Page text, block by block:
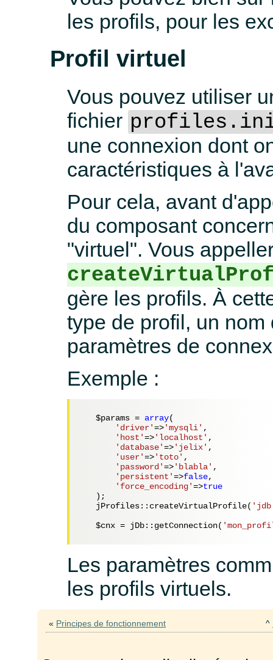
les profils, pour les
Profil virtuel
Vous pouvez utiliser
fichier
une connexion dont
caractéristiques à
Pour cela, avant
du composant
"virtuel". Vous
gère les profils. À
type de profil, un
paramètres de
Exemple :
$params = array(
'driver'=>'mysqli' ,
'host'=>'localhost' ,
'database'=>'jelix' ,
'user'=>'toto' ,
'password'=>'blabla' ,
'persistent'=>false,
'force_encoding'=>true
   );
   jProfiles::createVirtualProfile(
$cnx = jDb::getConnection(
Les paramètres
les profils virtuels.
« Principes de fonctionnement ^